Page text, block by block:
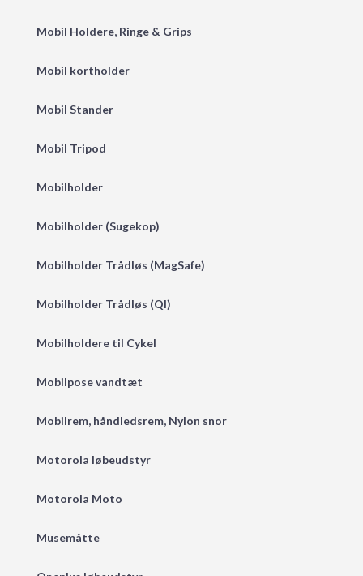
Mobil Holdere, Ringe & Grips
Mobil kortholder
Mobil Stander
Mobil Tripod
Mobilholder
Mobilholder (Sugekop)
Mobilholder Trådløs (MagSafe)
Mobilholder Trådløs (QI)
Mobilholdere til Cykel
Mobilpose vandtæt
Mobilrem, håndledsrem, Nylon snor
Motorola løbeudstyr
Motorola Moto
Musemåtte